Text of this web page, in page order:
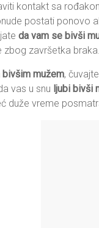
kontakt sa
postati ponovo
da vam se bivši
zbog završetka braka.
mužem,
vas u snu ljubi bivši
duže vreme